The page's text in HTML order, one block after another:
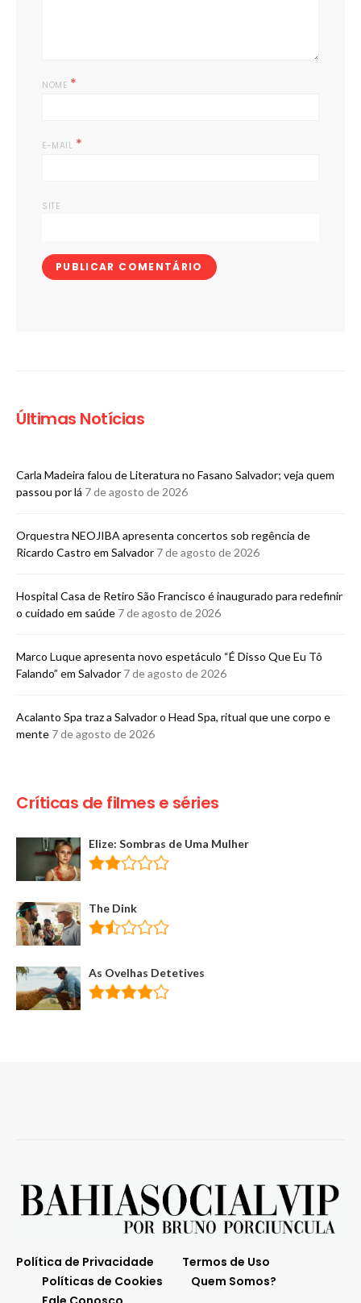
NOME *
E-MAIL *
SITE
Últimas Notícias
Carla Madeira falou de Literatura no Fasano Salvador; veja quem
passou por lá 7 de agosto de 2026
Orquestra NEOJIBA apresenta concertos sob regência de
Ricardo Castro em Salvador 7 de agosto de 2026
Hospital Casa de Retiro São Francisco é inaugurado para redefinir
o cuidado em saúde 7 de agosto de 2026
Marco Luque apresenta novo espetáculo “É Disso Que Eu Tô
Falando” em Salvador 7 de agosto de 2026
Acalanto Spa traz a Salvador o Head Spa, ritual que une corpo e
mente 7 de agosto de 2026
Críticas de filmes e séries
Elize: Sombras de Uma Mulher
The Dink
As Ovelhas Detetives
Política de Privacidade
Termos de Uso
Políticas de Cookies
Quem Somos?